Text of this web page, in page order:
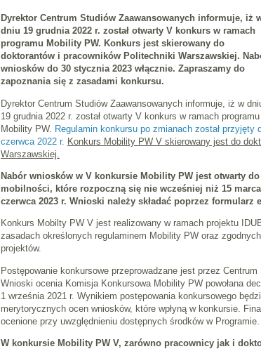
Dyrektor Centrum Studiów Zaawansowanych informuje, iż
dniu 19 grudnia 2022 r. został otwarty V konkurs w ramach
programu Mobility PW. Konkurs jest skierowany do
doktorantów i pracowników Politechniki Warszawskiej.
wniosków do 30 stycznia 2023 włącznie. Zapraszamy do
zapoznania się z zasadami konkursu.
Dyrektor Centrum Studiów Zaawansowanych informuje, iż w
19 grudnia 2022 r. został otwarty V konkurs w ramach programu
Mobility PW. Regulamin konkursu po zmianach został przyjęty
czerwca 2022 r. Konkurs Mobility PW V skierowany jest do
Warszawskiej.
Nabór wniosków w V konkursie Mobility PW jest otwarty do
mobilności, które rozpoczną się nie wcześniej niż 15
czerwca 2023 r. Wnioski należy składać poprzez
Konkurs Mobilty PW V jest realizowany w ramach projektu
zasadach określonych regulaminem Mobility PW oraz
projektów.
Postępowanie konkursowe przeprowadzane jest przez Centrum
Wnioski ocenia Komisja Konkursowa Mobility PW powołana
1 września 2021 r. Wynikiem postępowania konkursowego
merytorycznych ocen wniosków, które wpłyną w konkursie.
ocenione przy uwzględnieniu dostępnych środków w Programie.
W konkursie Mobility PW V, zarówno pracownicy jak i